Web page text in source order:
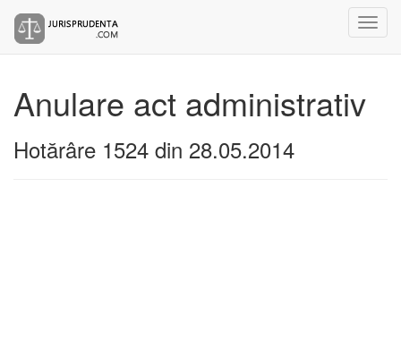
Anulare act administrativ
Hotărâre 1524 din 28.05.2014